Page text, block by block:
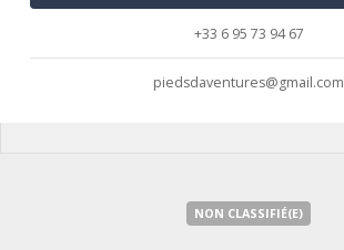
+33 6 95 73 94 67
piedsdaventures@gmail.com
NON CLASSIFIÉ(E)